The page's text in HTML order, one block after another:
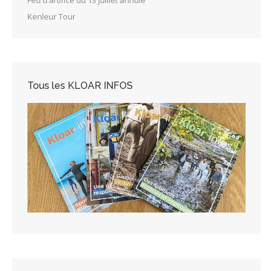
Kenleur Tour
Tous les KLOAR INFOS